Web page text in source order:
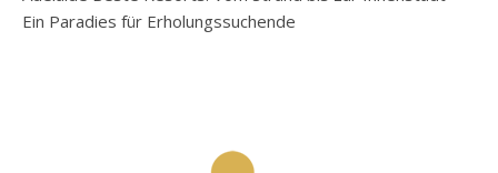
Ein Paradies für Erholungssuchende